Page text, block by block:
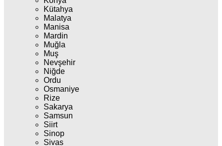
Kütahya
Malatya
Manisa
Mardin
Muğla
Muş
Nevşehir
Niğde
Ordu
Osmaniye
Rize
Sakarya
Samsun
Siirt
Sinop
Sivas